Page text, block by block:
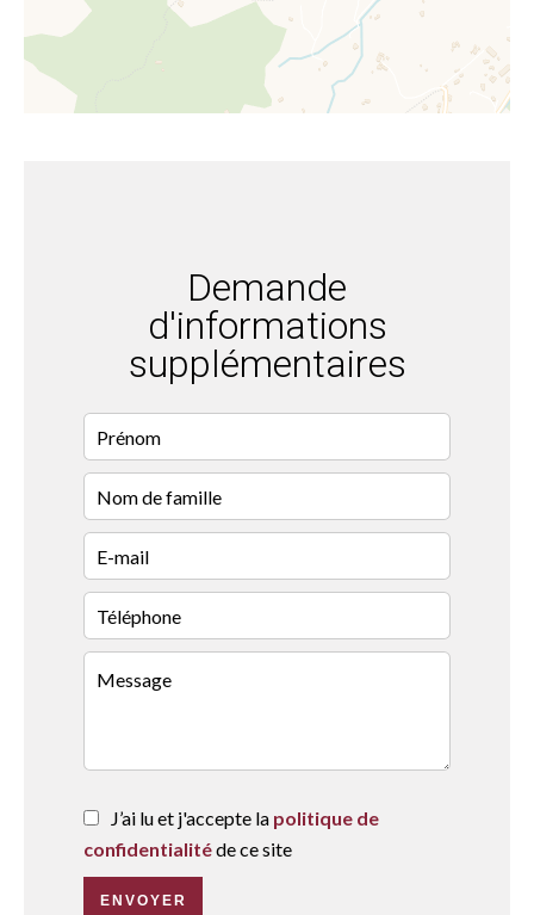
Demande
d'informations
supplémentaires
J’ai lu et j'accepte la politique de
confidentialitéde ce site
ENVOYER